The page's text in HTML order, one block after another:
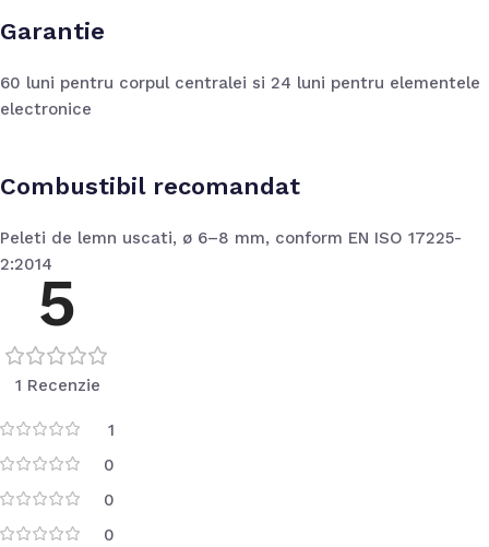
Garantie
60 luni pentru corpul centralei si 24 luni pentru elementele
electronice
Combustibil recomandat
Peleti de lemn uscati, ø 6–8 mm, conform EN ISO 17225-
2:20145
1 Recenzie
1
0
0
0